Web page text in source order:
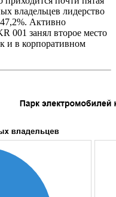
владельцев лидерство
Активно
001 занял второе место
и в корпоративном